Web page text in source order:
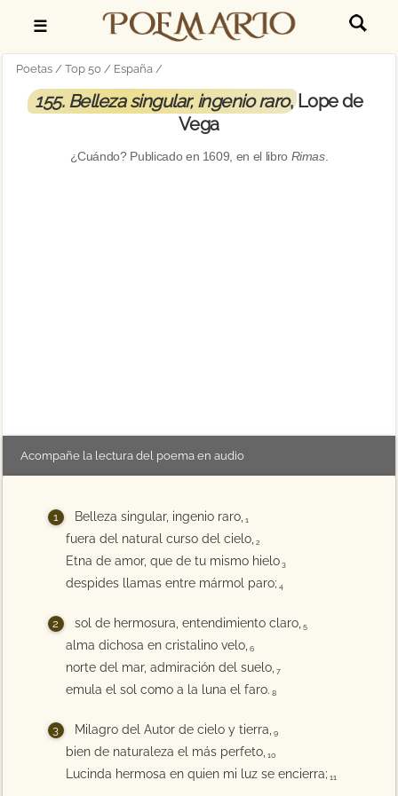
☰
Poetas Top 50 España
155. Belleza singular, ingenio raro, Lope de
Vega
¿Cuándo? Publicado en 1609 , en el libro Rimas.
Acompañe la lectura del poema en audio
Belleza singular, ingenio raro, 1
fuera del natural curso del cielo, 2
Etna de amor, que de tu mismo hielo 3
despides llamas entre mármol paro; 4
sol de hermosura, entendimiento claro, 5
alma dichosa en cristalino velo, 6
norte del mar, admiración del suelo, 7
emula el sol como a la luna el faro. 8
Milagro del Autor de cielo y tierra, 9
bien de naturaleza el más perfeto, 10
Lucinda hermosa en quien mi luz se encierra; 11